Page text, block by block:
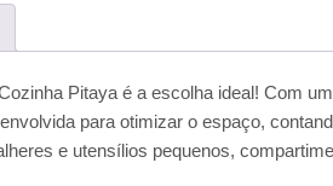
Pitaya é a escolha ideal! Com
para otimizar o espaço,
e utensílios pequenos,